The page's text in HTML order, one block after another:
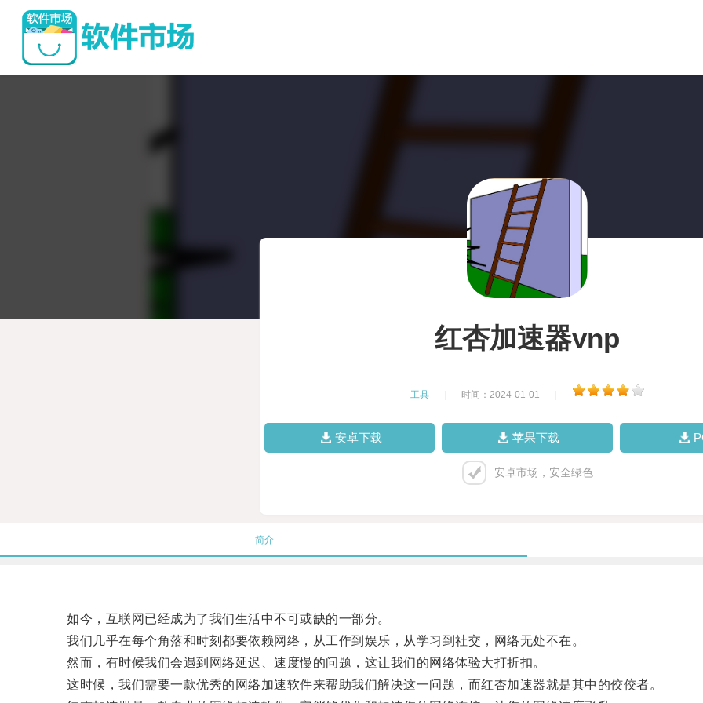
红杏加速器vnp
工具 时间：2024-01-01
安卓下载 苹果下载
安卓市场，安全绿色
简介
如今，互联网已经成为了我们生活中不可或缺的一部分。
我们几乎在每个角落和时刻都要依赖网络，从工作到娱乐，从学习到社交，网络无处不在。
然而，有时候我们会遇到网络延迟、速度慢的问题，这让我们的网络体验大打折扣。
这时候，我们需要一款优秀的网络加速软件来帮助我们解决这一问题，而红杏加速器就是其中的佼佼者。